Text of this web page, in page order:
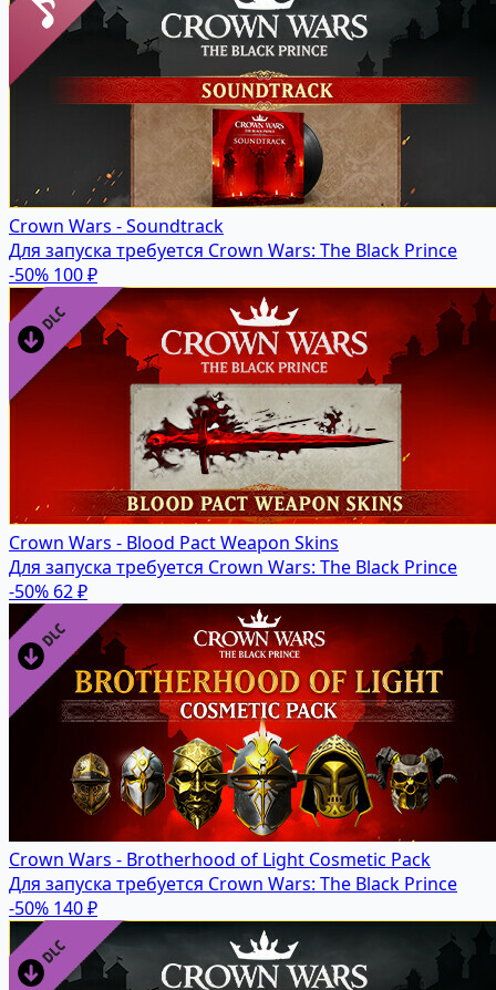
Crown Wars - Soundtrack
Для запуска требуется Crown Wars: The Black Prince
-50% 100 ₽
Crown Wars - Blood Pact Weapon Skins
Для запуска требуется Crown Wars: The Black Prince
-50% 62 ₽
Crown Wars - Brotherhood of Light Cosmetic Pack
Для запуска требуется Crown Wars: The Black Prince
-50% 140 ₽